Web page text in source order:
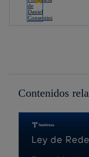
Contenidos